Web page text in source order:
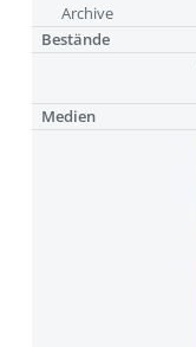
Archive
Bestände
Medien